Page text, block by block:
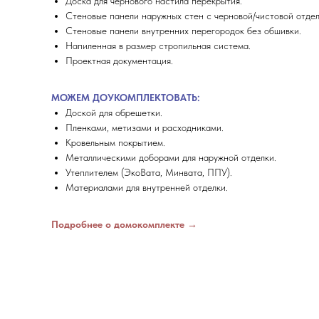
Стеновые панели наружных стен с черновой/чистовой
Стеновые панели внутренних перегородок без обшивки.
Напиленная в размер стропильная система.
Проектная документация.
МОЖЕМ ДОУКОМПЛЕКТОВАТЬ:
Доской для обрешетки.
Пленками, метизами и расходниками.
Кровельным покрытием.
Металлическими доборами для наружной отделки.
Утеплителем (ЭкоВата, Минвата, ППУ).
Материалами для внутренней отделки.
Подробнее о домокомплекте →